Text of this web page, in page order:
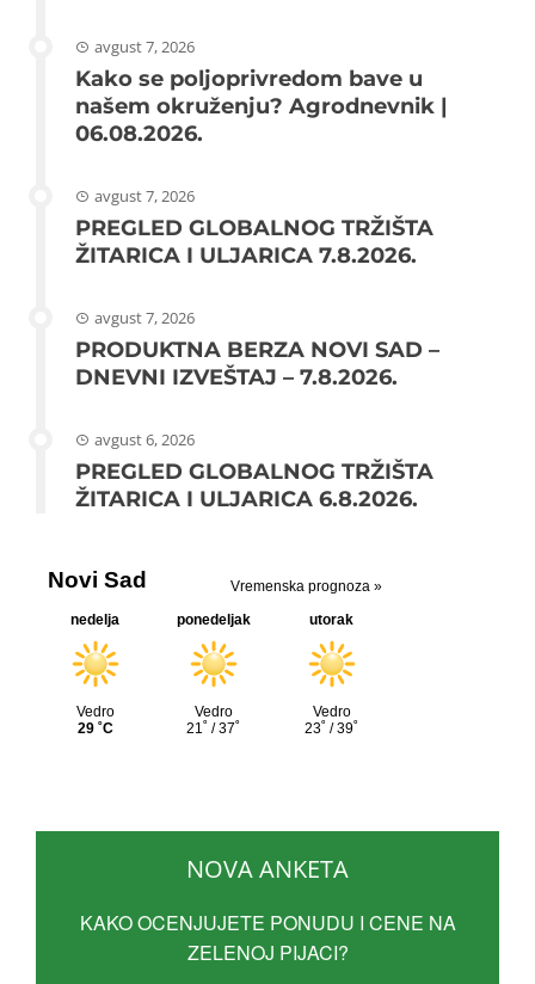
avgust 7, 2026
Kako se poljoprivredom bave u
našem okruženju? Agrodnevnik |
06.08.2026.
avgust 7, 2026
PREGLED GLOBALNOG TRŽIŠTA
ŽITARICA I ULJARICA 7.8.2026.
avgust 7, 2026
PRODUKTNA BERZA NOVI SAD –
DNEVNI IZVEŠTAJ – 7.8.2026.
avgust 6, 2026
PREGLED GLOBALNOG TRŽIŠTA
ŽITARICA I ULJARICA 6.8.2026.
NOVA ANKETA
KAKO OCENJUJETE PONUDU I CENE NA
ZELENOJ PIJACI?